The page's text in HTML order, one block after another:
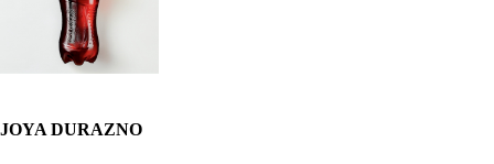
JOYA DURAZNO